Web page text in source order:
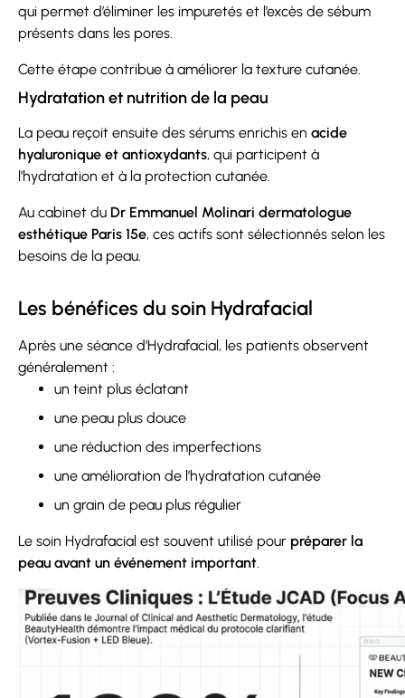
qui permet d’éliminer les impuretés et l’excès de sébum
présents dans les pores.
Cette étape contribue à améliorer la texture cutanée.
Hydratation et nutrition de la peau
La peau reçoit ensuite des sérums enrichis en acide
hyaluronique et antioxydants, qui participent à
l’hydratation et à la protection cutanée.
Au cabinet du Dr Emmanuel Molinari dermatologue
esthétique Paris 15e, ces actifs sont sélectionnés selon les
besoins de la peau.
Les bénéfices du soin Hydrafacial
Après une séance d’Hydrafacial, les patients observent
généralement :
un teint plus éclatant
une peau plus douce
une réduction des imperfections
une amélioration de l’hydratation cutanée
un grain de peau plus régulier
Le soin Hydrafacial est souvent utilisé pour préparer la
peau avant un événement important.